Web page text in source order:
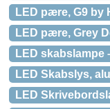
LED pære, G9 by
LED pære, Grey
LED skabslampe
LED Skabslys,
LED